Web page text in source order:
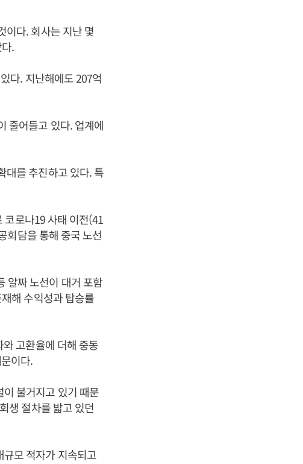
이다. 회사는 지난 몇
.
다. 지난해에도 207억
줄어들고 있다. 업계에
대를 추진하고 있다. 특
코로나19 사태 이전(41
회담을 통해 중국 노선
짜 노선이 대거 포함
해 수익성과 탑승률
고환율에 더해 중동
이다.
불거지고 있기 때문
생 절차를 밟고 있던
모 적자가 지속되고